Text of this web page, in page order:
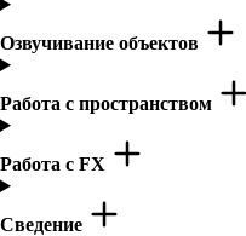
Озвучивание объектов
Работа с пространством
Работа с FX
Сведение